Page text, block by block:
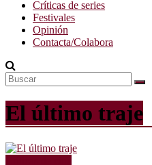
Críticas de series
Festivales
Opinión
Contacta/Colabora
El último traje